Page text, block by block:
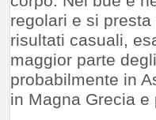
regolari e si
risultati casuali,
maggior parte
probabilmente in
in Magna Grecia e